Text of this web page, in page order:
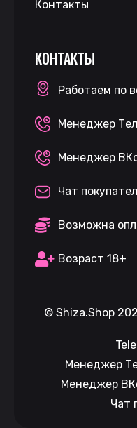
Контакты
КОНТАКТЫ
Работаем по
Менеджер
Менеджер
Чат
Возможна
Возраст 18+
© Shiza.Shop
Менеджер
Менеджер
Чат